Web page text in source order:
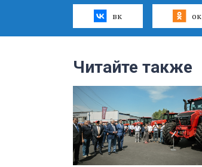
вк ок
Читайте также